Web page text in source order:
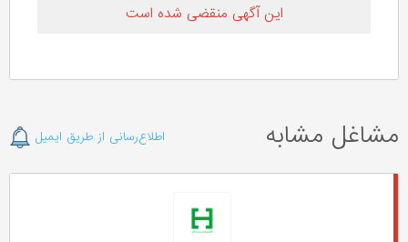
این آگهی منقضی شده است
مشاغل مشابه اطلاع‌رسانی از طریق ایمیل